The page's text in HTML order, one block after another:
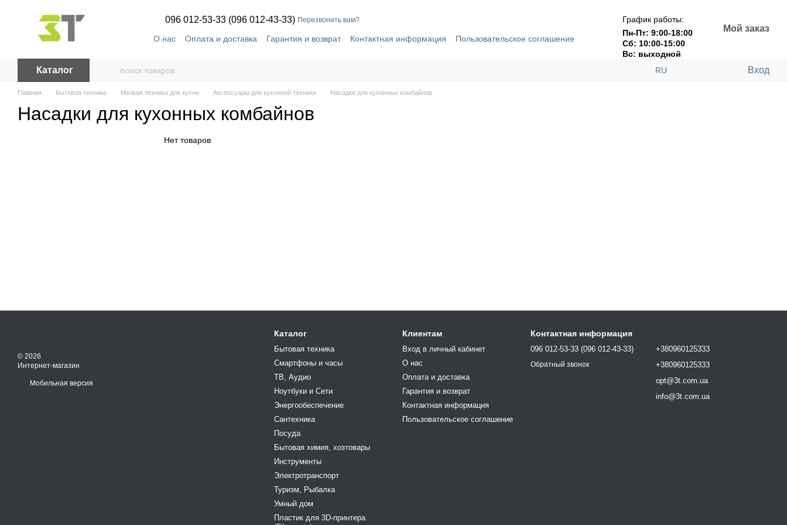
096 012-53-33 (096 012-43-33) Перезвонить вам?
О нас Оплата и доставка Гарантия и возврат Контактная информация Пользовательское соглашение
График работы:
Пн-Пт: 9:00-18:00
Сб: 10:00-15:00
Вс: выходной
Мой заказ
Каталог RU Вход
Главная Бытовая техника Мелкая техника для кухни Аксессуары для кухонной техники Насадки для кухонных комбайнов
Насадки для кухонных комбайнов
Нет товаров
© 2026
Интернет-магазин
Мобильная версия
Каталог
Бытовая техника
Смартфоны и часы
ТВ, Аудио
Ноутбуки и Сети
Энергообеспечение
Сантехника
Посуда
Бытовая химия, хозтовары
Инструменты
Электротранспорт
Туризм, Рыбалка
Умный дом
Пластик для 3D-принтера
Клиентам
Вход в личный кабинет
О нас
Оплата и доставка
Гарантия и возврат
Контактная информация
Пользовательское соглашение
Контактная информация
096 012-53-33 (096 012-43-33)
Обратный звонок
+380960125333
+380960125333
opt@3t.com.ua
info@3t.com.ua